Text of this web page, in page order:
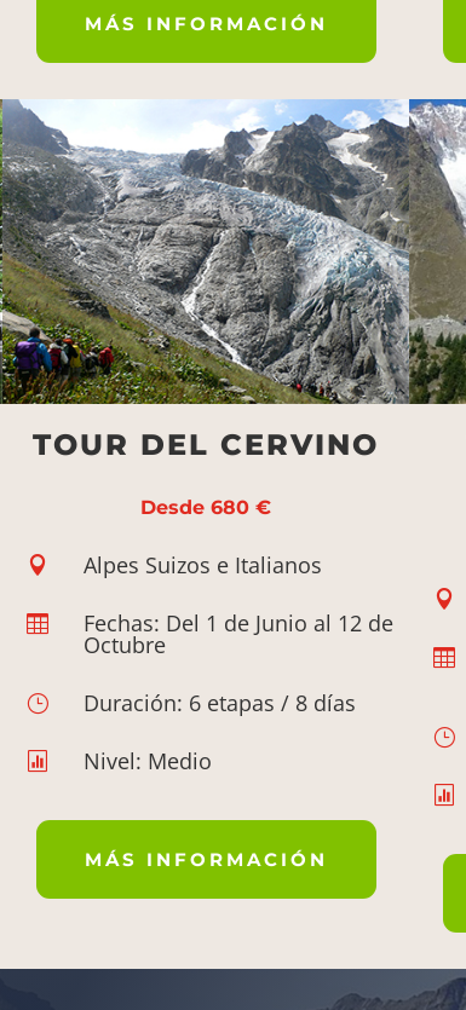
MÁS INFORMACIÓN
TOUR DEL CERVINO
Desde 680 €
 Alpes Suizos e Italianos
 Fechas: Del 1 de Junio al 12 de
Octubre
} Duración: 6 etapas / 8 días
 Nivel: Medio
MÁS INFORMACIÓN


}
